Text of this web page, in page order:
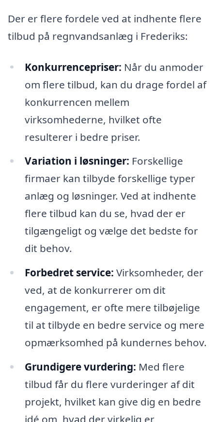
Der er flere fordele ved at indhente flere
tilbud på regnvandsanlæg i Frederiks:
Konkurrencepriser: Når du anmoder
om flere tilbud, kan du drage fordel af
konkurrencen mellem
virksomhederne, hvilket ofte
resulterer i bedre priser.
Variation i løsninger: Forskellige
firmaer kan tilbyde forskellige typer
anlæg og løsninger. Ved at indhente
flere tilbud kan du se, hvad der er
tilgængeligt og vælge det bedste for
dit behov.
Forbedret service: Virksomheder, der
ved, at de konkurrerer om dit
engagement, er ofte mere tilbøjelige
til at tilbyde en bedre service og mere
opmærksomhed på kundernes behov.
Grundigere vurdering: Med flere
tilbud får du flere vurderinger af dit
projekt, hvilket kan give dig en bedre
idé om, hvad der virkelig er